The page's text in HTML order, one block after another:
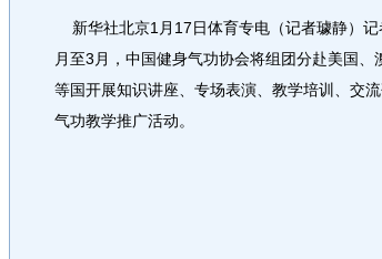
新华社北京1月17日体育专电（记者璩静）
月至3月，中国健身气功协会将组团分赴美国
等国开展知识讲座、专场表演、教学培训、交
气功教学推广活动。